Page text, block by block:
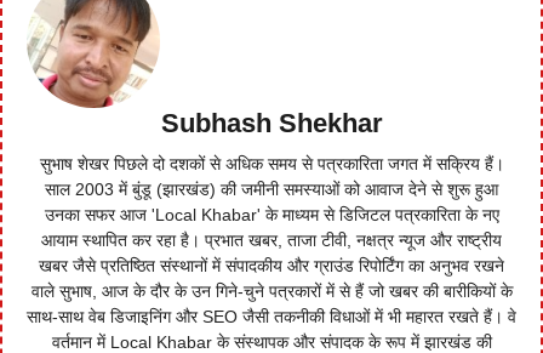
Subhash Shekhar
सुभाष शेखर पिछले दो दशकों से अधिक समय से पत्रकारिता जगत में सक्रिय हैं।
साल 2003 में बुंडू (झारखंड) की जमीनी समस्याओं को आवाज देने से शुरू हुआ
उनका सफर आज 'Local Khabar' के माध्यम से डिजिटल पत्रकारिता के नए
आयाम स्थापित कर रहा है। प्रभात खबर, ताजा टीवी, नक्षत्र न्यूज और राष्ट्रीय
खबर जैसे प्रतिष्ठित संस्थानों में संपादकीय और ग्राउंड रिपोर्टिंग का अनुभव रखने
वाले सुभाष, आज के दौर के उन गिने-चुने पत्रकारों में से हैं जो खबर की बारीकियों के
साथ-साथ वेब डिजाइनिंग और SEO जैसी तकनीकी विधाओं में भी महारत रखते हैं। वे
वर्तमान में Local Khabar के संस्थापक और संपादक के रूप में झारखंड की